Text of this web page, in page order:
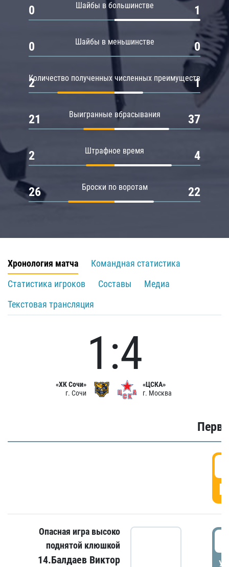
Шайбы в большинстве
0 1
Шайбы в меньшинстве
0 0
Количество полученных численных преимуществ
2 1
Выигранные вбрасывания
21 37
Штрафное время
2 4
Броски по воротам
26 22
Хронология матча
Командная статистика
Статистика игроков
Составы
Медиа
Текстовая трансляция
«ХК Сочи»
г. Сочи
1:4
«ЦСКА»
г. Москва
Опасная игра высоко
поднятой клюшкой
14.Балдаев Виктор